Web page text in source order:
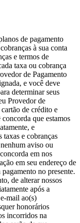
de pagamento
à sua conta
e termos de
taxa ou cobrança
de Pagamento
e você deve
determinar seus
Provedor de
de crédito e
que estamos
e
taxas e cobranças
aviso ou
em nos
em seu endereço de
no presente.
de alterar nossos
após a
mail ao(s)
honorários
incorridos na